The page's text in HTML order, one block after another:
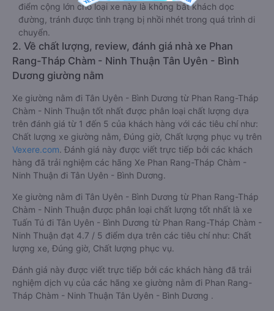
điểm cộng lớn cho loại xe này là không bắt khách dọc
đường, tránh được tình trạng bị nhồi nhét trong quá trình di
chuyển.
2. Về chất lượng, review, đánh giá nhà xe Phan
Rang-Tháp Chàm - Ninh Thuận Tân Uyên - Bình
Dương giường nằm
Xe giường nằm đi Tân Uyên - Bình Dương từ Phan Rang-Tháp
Chàm - Ninh Thuận tốt nhất được phân loại chất lượng dựa
trên đánh giá từ 1 đến 5 của khách hàng với các tiêu chí như:
Chất lượng xe giường nằm, Đúng giờ, Chất lượng phục vụ trên
Vexere.com. Đánh giá này được viết trực tiếp bởi các khách
hàng đã trải nghiệm các hãng Xe Phan Rang-Tháp Chàm -
Ninh Thuận đi Tân Uyên - Bình Dương.
Xe giường nằm đi Tân Uyên - Bình Dương từ Phan Rang-Tháp
Chàm - Ninh Thuận được phân loại chất lượng tốt nhất là xe
Tuấn Tú đi Tân Uyên - Bình Dương từ Phan Rang-Tháp Chàm -
Ninh Thuận đạt 4.7 / 5 điểm dựa trên các tiêu chí như: Chất
lượng xe, Đúng giờ, Chất lượng phục vụ.
Đánh giá này được viết trực tiếp bởi các khách hàng đã trải
nghiệm dịch vụ của các hãng xe giường nằm đi Phan Rang-
Tháp Chàm - Ninh Thuận Tân Uyên - Bình Dương .